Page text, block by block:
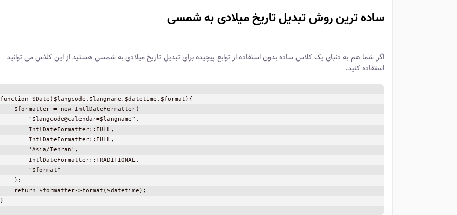
ساده ترین روش تبدیل تاریخ میلادی به شمسی
اگر شما هم به دنبای یک کلاس ساده بدون استفاده از توابع پیچیده برای تبدیل تاریخ میلادی به شمسی هستید از این کلاس می توانید
استفاده کنید.
function SDate($langcode,$langname,$datetime,$format){
$formatter = new IntlDateFormatter(
"$langcode@calendar=$langname",
IntlDateFormatter::FULL,
IntlDateFormatter::FULL,
'Asia/Tehran',
IntlDateFormatter::TRADITIONAL,
"$format"
);
return $formatter->format($datetime);
}